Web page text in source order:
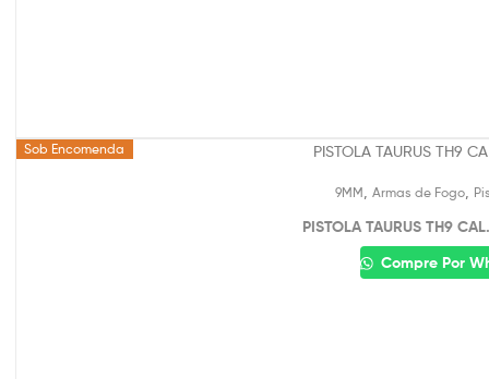
Sob Encomenda
9MM Armas de Fogo,
PISTOLA TAURUS TH9
Compre Por